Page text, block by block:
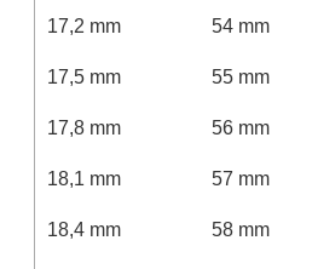
17,2 mm 54 mm
17,5 mm 55 mm
17,8 mm 56 mm
18,1 mm 57 mm
18,4 mm 58 mm